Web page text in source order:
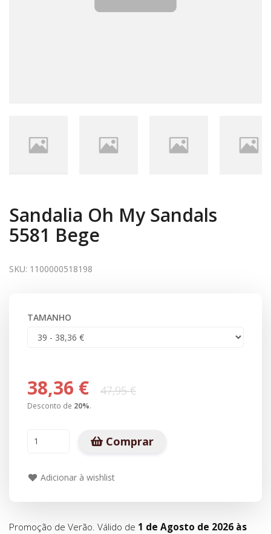
Sandalia Oh My Sandals
5581 Bege
SKU: 1100000518198
TAMANHO
38,36 € 47,95 €
Desconto de 20%.
Comprar
Adicionar à wishlist
Promoção de Verão. Válido de 1 de Agosto de 2026 às